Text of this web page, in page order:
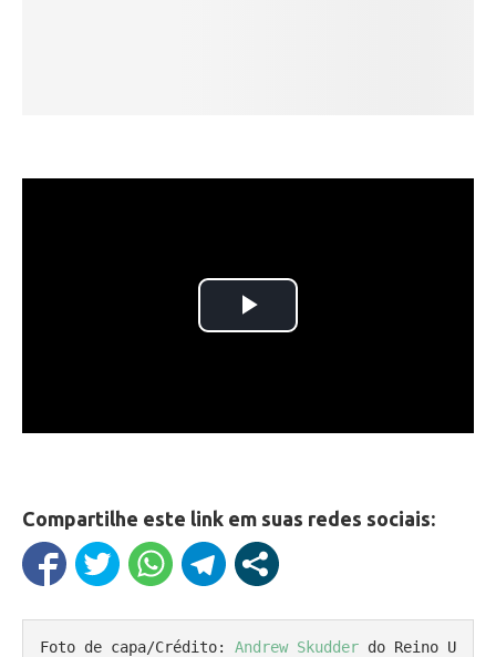
Compartilhe este link em suas redes sociais:
Foto de capa/Crédito: Andrew Skudder do Reino U